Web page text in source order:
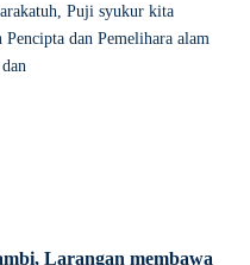
Puji syukur kita
dan Pemelihara alam
Larangan membawa